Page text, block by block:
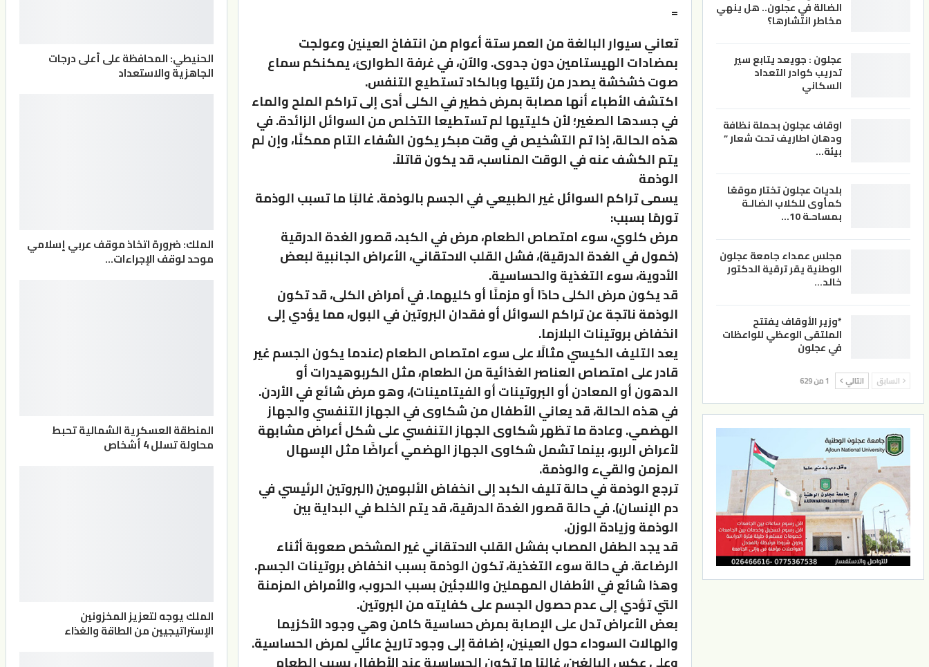
=
تعاني سيوار البالغة من العمر ستة أعوام من انتفاخ العينين وعولجت
بمضادات الهيستامين دون جدوى. والآن، في غرفة الطوارئ، يمكنكم سماع
صوت خشخشة يصدر من رئتيها وبالكاد تستطيع التنفس.
اكتشف الأطباء أنها مصابة بمرض خطير في الكلى أدى إلى تراكم الملح والماء
في جسدها الصغير؛ لأن كليتيها لم تستطيعا التخلص من السوائل الزائدة. في
هذه الحالة، إذا تم التشخيص في وقت مبكر يكون الشفاء التام ممكنًا، وإن لم
يتم الكشف عنه في الوقت المناسب، قد يكون قاتلاً.
الوذمة
يسمى تراكم السوائل غير الطبيعي في الجسم بالوذمة. غالبًا ما تسبب الوذمة
تورمًا بسبب:
مرض كلوي، سوء امتصاص الطعام، مرض في الكبد، قصور الغدة الدرقية
(خمول في الغدة الدرقية)، فشل القلب الاحتقاني، الأعراض الجانبية لبعض
الأدوية، سوء التغذية والحساسية.
قد يكون مرض الكلى حادًا أو مزمنًا أو كليهما. في أمراض الكلى، قد تكون
الوذمة ناتجة عن تراكم السوائل أو فقدان البروتين في البول، مما يؤدي إلى
انخفاض بروتينات البلازما.
يعد التليف الكيسي مثالًا على سوء امتصاص الطعام (عندما يكون الجسم غير
قادر على امتصاص العناصر الغذائية من الطعام، مثل الكربوهيدرات أو
الدهون أو المعادن أو البروتينات أو الفيتامينات)، وهو مرض شائع في الأردن.
في هذه الحالة، قد يعاني الأطفال من شكاوى في الجهاز التنفسي والجهاز
الهضمي. وعادة ما تظهر شكاوى الجهاز التنفسي على شكل أعراض مشابهة
لأعراض الربو، بينما تشمل شكاوى الجهاز الهضمي أعراضًا مثل الإسهال
المزمن والقيء والوذمة.
ترجع الوذمة في حالة تليف الكبد إلى انخفاض الألبومين (البروتين الرئيسي في
دم الإنسان). في حالة قصور الغدة الدرقية، قد يتم الخلط في البداية بين
الوذمة وزيادة الوزن.
قد يجد الطفل المصاب بفشل القلب الاحتقاني غير المشخص صعوبة أثناء
الرضاعة. في حالة سوء التغذية، تكون الوذمة بسبب انخفاض بروتينات الجسم.
وهذا شائع في الأطفال المهملين واللاجئين بسبب الحروب، والأمراض المزمنة
التي تؤدي إلى عدم حصول الجسم على كفايته من البروتين.
بعض الأعراض تدل على الإصابة بمرض حساسية كامن وهي وجود الأكزيما
والهالات السوداء حول العينين، إضافة إلى وجود تاريخ عائلي لمرض الحساسية.
وعلى عكس البالغين، غالبًا ما تكون الحساسية عند الأطفال بسبب الطعام
الضالة في عجلون.. هل ينهي
مخاطر انتشارها؟
عجلون : جويعد يتابع سير
تدريب كوادر التعداد
السكاني
اوقاف عجلون بحملة نظافة
ودهان اطاريف تحت شعار ”
بيئة…
بلديات عجلون تختار موقعًا
كمأوى للكلاب الضالـة
بمساحـة 10…
مجلس عمداء جامعة عجلون
الوطنية يقر ترقية الدكتور
خالد…
*وزير الأوقاف يفتتح
الملتقى الوعظي للواعظات
في عجلون
السابق التالي 1 من 629
الحنيطي: المحافظة على أعلى درجات
الجاهزية والاستعداد
الملك: ضرورة اتخاذ موقف عربي إسلامي
موحد لوقف الإجراءات…
المنطقة العسكرية الشمالية تحبط
محاولة تسلل 4 أشخاص
الملك يوجه لتعزيز المخزونين
الإستراتيجيين من الطاقة والغذاء